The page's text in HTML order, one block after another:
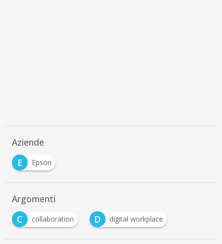
Aziende
E
Epson
Argomenti
C
collaboration D digital workplace